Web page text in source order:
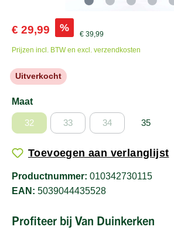
€ 29,99 %
€ 39,99
Prijzen incl. BTW en excl. verzendkosten
Uitverkocht
Maat
32 33 34 35
Toevoegen aan verlanglijst
Productnummer: 010342730115
EAN: 5039044435528
Profiteer bij Van Duinkerken